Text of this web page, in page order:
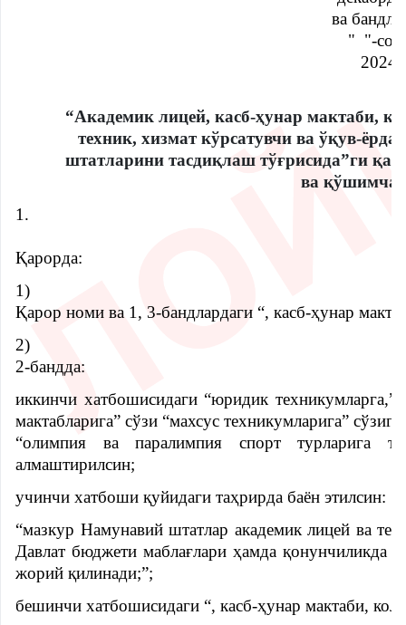
ва
" "-сон
2024
“Академик лицей, касб-ҳунар мактаби,
техник, хизмат кўрсатувчи ва ўқув-
штатларини тасдиқлаш тўғрисида”ги
ва
1.
Қарорда:
1)
Қарор номи ва 1, 3-бандлардаги “, касб-ҳунар
2)
2-бандда:
иккинчи хатбошисидаги “юридик техникумларга,”
мактабларига” сўзи “махсус техникумларига”
“олимпия ва паралимпия спорт турларига
алмаштирилсин;
учинчи хатбоши қуйидаги таҳрирда баён этилсин:
“мазкур Намунавий штатлар академик лицей ва
Давлат бюджети маблағлари ҳамда қонунчиликда
жорий қилинади;”;
бешинчи хатбошисидаги “, касб-ҳунар мактаби,